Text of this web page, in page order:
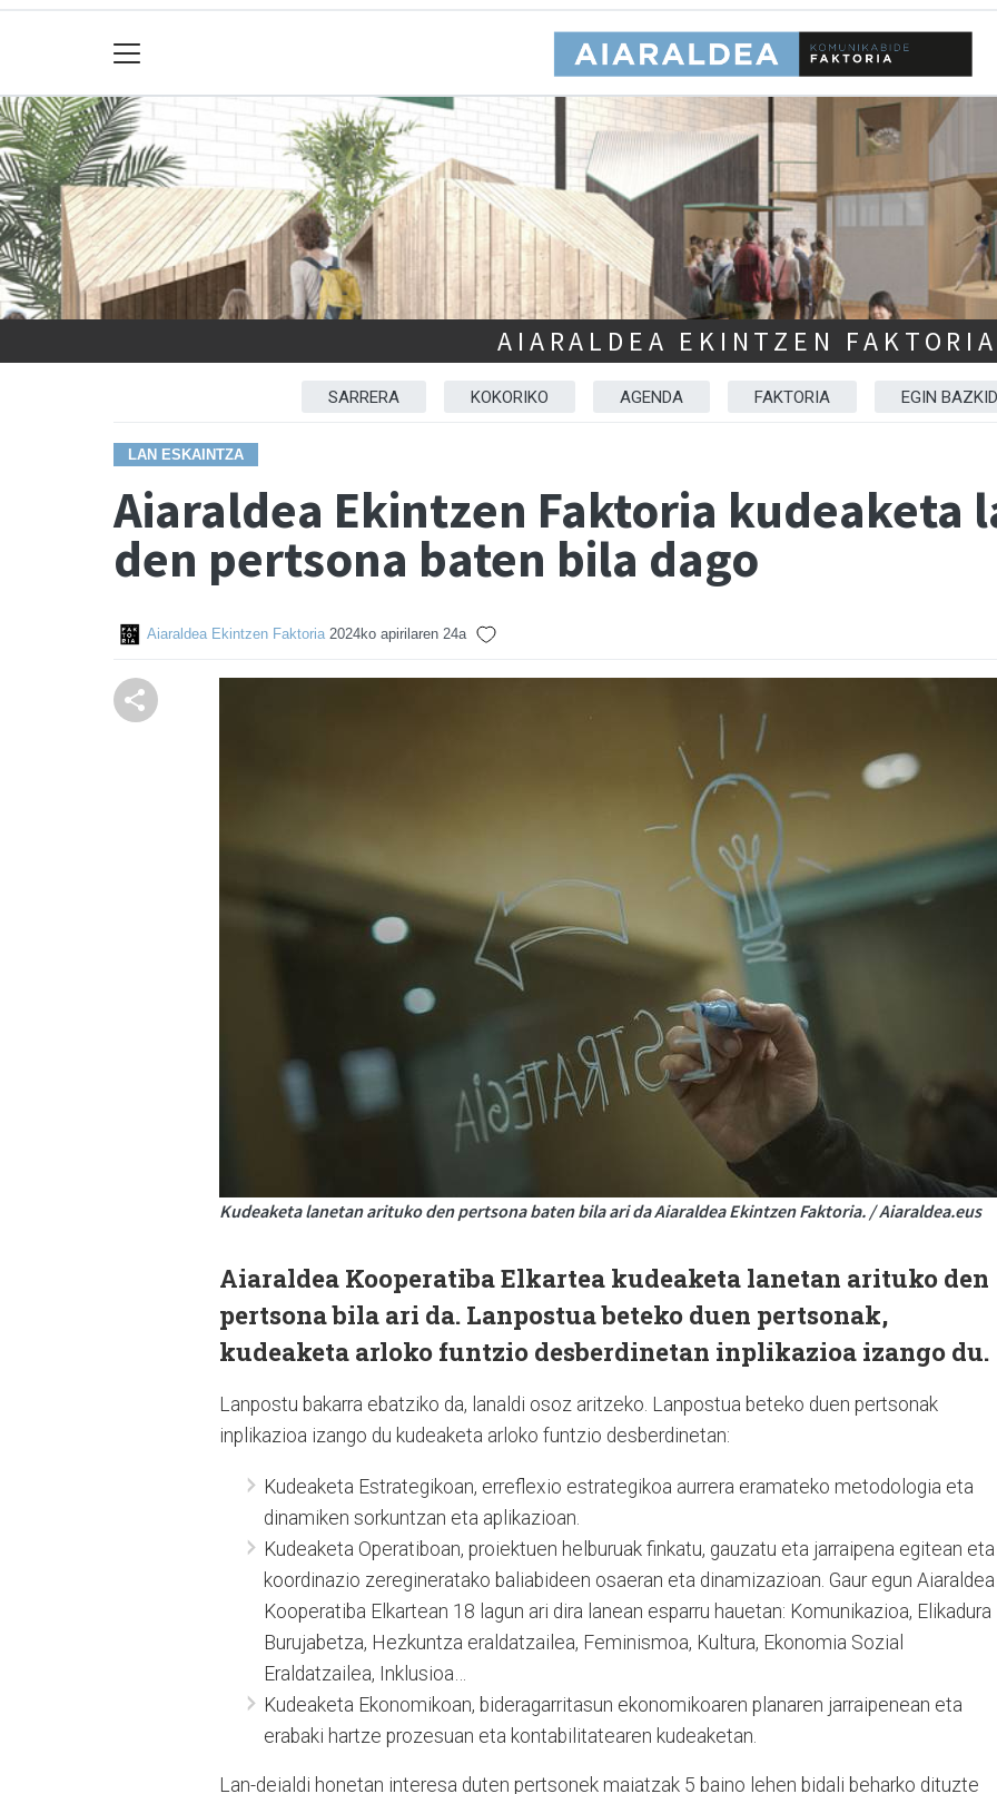
AIARALDEA EKINTZEN FAKTORIA
SARRERA KOKORIKO AGENDA FAKTORIA EGIN
LAN ESKAINTZA
Aiaraldea Ekintzen Faktoria kudeaketa
den pertsona baten bila dago
Aiaraldea Ekintzen Faktoria 2024ko apirilaren 24a
Kudeaketa lanetan arituko den pertsona baten bila ari da Aiaraldea Ekintzen Faktoria. / Aiaraldea.eus
Aiaraldea Kooperatiba Elkartea kudeaketa lanetan arituko den
pertsona bila ari da. Lanpostua beteko duen pertsonak,
kudeaketa arloko funtzio desberdinetan inplikazioa izango du.
Lanpostu bakarra ebatziko da, lanaldi osoz aritzeko. Lanpostua beteko duen pertsonak
inplikazioa izango du kudeaketa arloko funtzio desberdinetan:
Kudeaketa Estrategikoan, erreflexio estrategikoa aurrera eramateko metodologia eta
dinamiken sorkuntzan eta aplikazioan.
Kudeaketa Operatiboan, proiektuen helburuak finkatu, gauzatu eta jarraipena egitean eta
koordinazio zeregineratako baliabideen osaeran eta dinamizazioan. Gaur egun Aiaraldea
Kooperatiba Elkartean 18 lagun ari dira lanean esparru hauetan: Komunikazioa, Elikadura
Burujabetza, Hezkuntza eraldatzailea, Feminismoa, Kultura, Ekonomia Sozial
Eraldatzailea, Inklusioa…
Kudeaketa Ekonomikoan, bideragarritasun ekonomikoaren planaren jarraipenean eta
erabaki hartze prozesuan eta kontabilitatearen kudeaketan.
Lan-deialdi honetan interesa duten pertsonek maiatzak 5 baino lehen bidali beharko dituzte